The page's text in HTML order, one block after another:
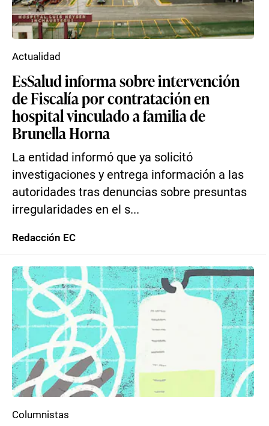
EsSalud informa sobre intervención
de Fiscalía por contratación en
hospital vinculado a familia de
Brunella Horna
La entidad informó que ya solicitó
investigaciones y entrega información a las
autoridades tras denuncias sobre presuntas
irregularidades en el s...
Actualidad
Redacción EC
Columnistas